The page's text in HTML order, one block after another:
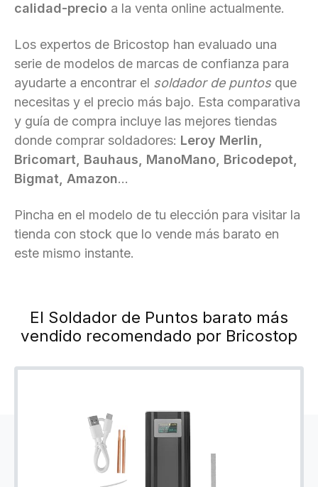
calidad-precio a la venta online actualmente.
Los expertos de Bricostop han evaluado una
serie de modelos de marcas de confianza para
ayudarte a encontrar el soldador de puntos que
necesitas y el precio más bajo. Esta comparativa
y guía de compra incluye las mejores tiendas
donde comprar soldadores: Leroy Merlin,
Bricomart, Bauhaus, ManoMano, Bricodepot,
Bigmat, Amazon...
Pincha en el modelo de tu elección para visitar la
tienda con stock que lo vende más barato en
este mismo instante.
El Soldador de Puntos barato más
vendido recomendado por Bricostop